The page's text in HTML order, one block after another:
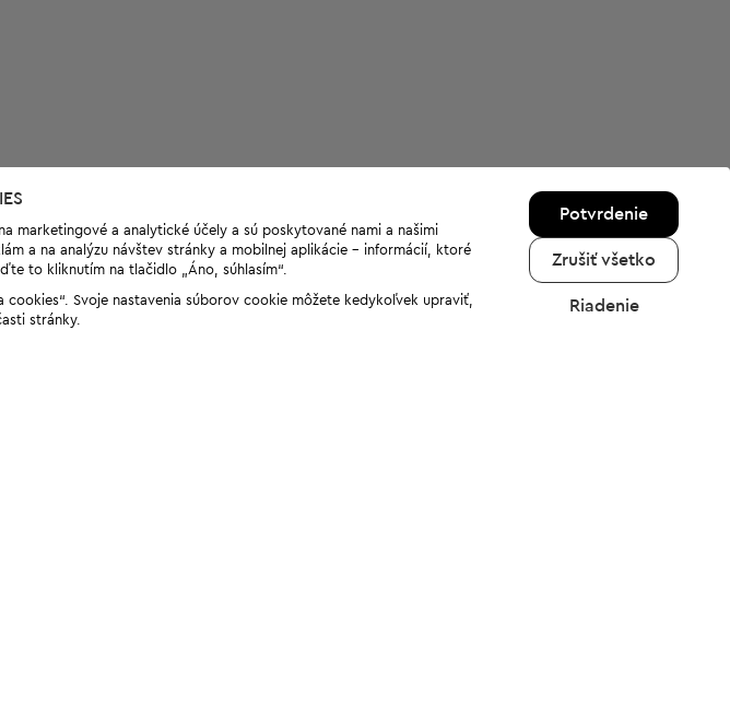
marketingové a analytické účely a sú poskytované nami a našimi
a na analýzu návštev stránky a mobilnej aplikácie - informácií, ktoré
to kliknutím na tlačidlo „Áno, súhlasím“.
Svoje nastavenia súborov cookie môžete kedykoľvek upraviť,
stránky.
Potvrdenie
Zrušiť všetko
Riadenie